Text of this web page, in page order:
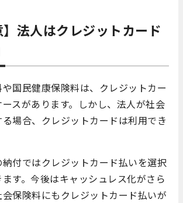
法人はクレジットカード
国民健康保険料は、クレジットカー
スがあります。しかし、法人が社会
場合、クレジットカードは利用でき
付ではクレジットカード払いを選択
す。今後はキャッシュレス化がさら
保険料にもクレジットカード払いが